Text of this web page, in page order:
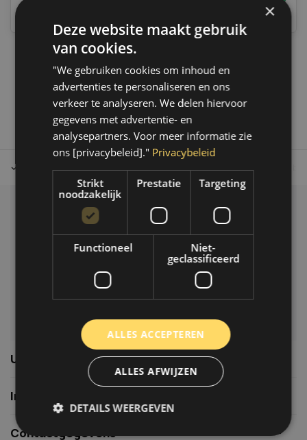
1
Tot 30 dagen retour sturen. Op werkdagen voor 14.00 uur
Klantenservice
Veelgestelde vragen
06-39119169
info@autoklusser.nl
Usefull links
Informatie
Contactgegevens
×
Deze website maakt gebruik
van cookies.
"We gebruiken cookies om inhoud en
advertenties te personaliseren en ons
verkeer te analyseren. We delen hiervoor
gegevens met advertentie- en
analysepartners. Voor meer informatie zie
ons [privacybeleid]." Privacybeleid
Strikt
noodzakelijk
Prestatie Targeting
Functioneel
Niet-
geclassificeerd
ALLES ACCEPTEREN
ALLES AFWIJZEN
DETAILS WEERGEVEN